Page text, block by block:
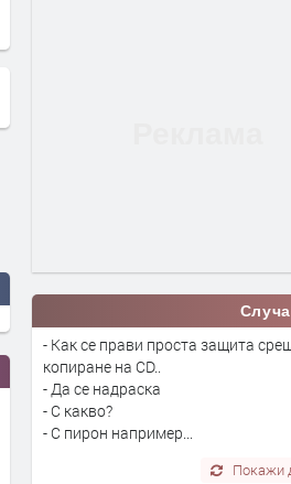
- Как се прави проста защита
копиране на CD..
- Да се надраска
- С какво?
- С пирон например...
Покажи